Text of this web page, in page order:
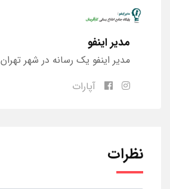
مدیر اینفو
مدیر اینفو یک رسانه در شهر
آپارات
نظرات